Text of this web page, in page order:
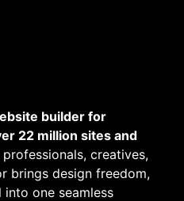
builder for
22 million sites and
creatives,
brings design freedom,
one seamless